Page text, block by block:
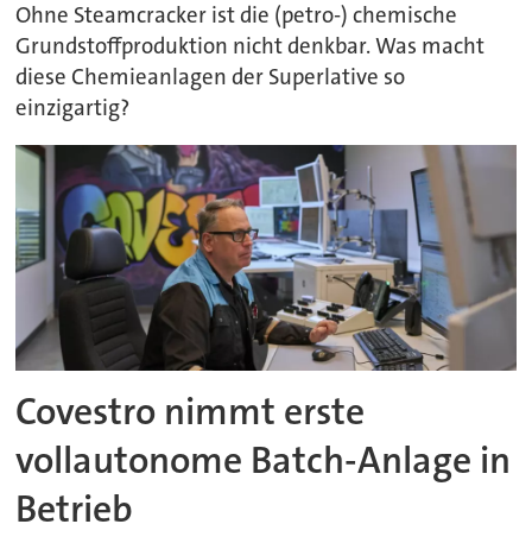
Ohne Steamcracker ist die (petro-) chemische
Grundstoffproduktion nicht denkbar. Was macht
diese Chemieanlagen der Superlative so
einzigartig?
Covestro nimmt erste
vollautonome Batch-Anlage in
Betrieb